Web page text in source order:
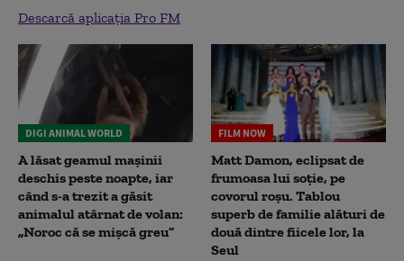
Descarcă aplicația Pro FM
DIGI ANIMAL WORLD
A lăsat geamul mașinii
deschis peste noapte, iar
când s-a trezit a găsit
animalul atârnat de volan:
„Noroc că se mișcă greu”
FILM NOW
Matt Damon, eclipsat de
frumoasa lui soție, pe
covorul roșu. Tablou
superb de familie alături de
două dintre fiicele lor, la
Seul